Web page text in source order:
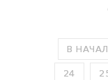
В
24